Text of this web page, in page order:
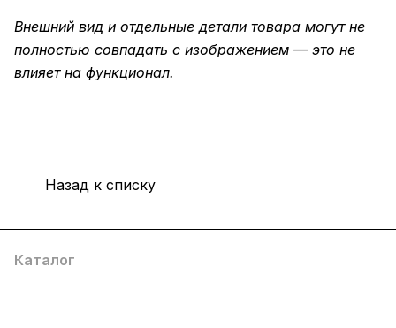
Внешний вид и отдельные детали товара могут не
полностью совпадать с изображением — это не
влияет на функционал.
Назад к списку
Каталог